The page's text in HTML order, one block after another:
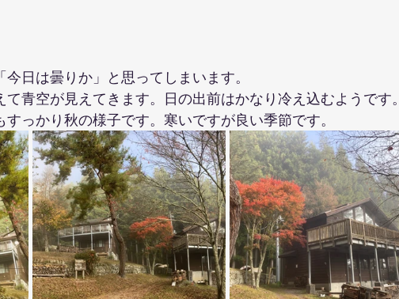
日は曇りか」と思ってしまいます。
て青空が見えてきます。日の出前はかなり冷え込むようです。
っかり秋の様子です。寒いですが良い季節です。